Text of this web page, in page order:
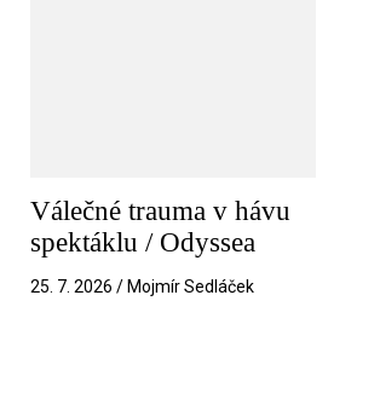
Válečné trauma v hávu
spektáklu / Odyssea
25. 7. 2026 / Mojmír Sedláček